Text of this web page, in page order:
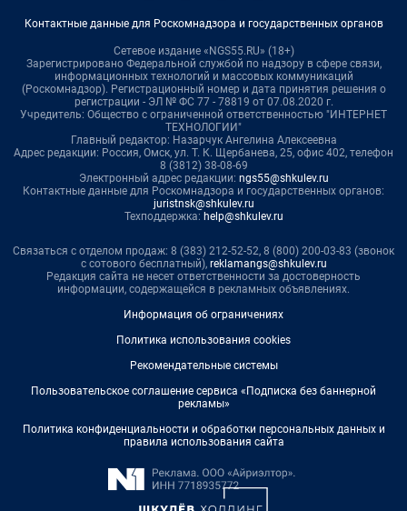
Контактные данные для Роскомнадзора и государственных органов
Сетевое издание «NGS55.RU» (18+)
Зарегистрировано Федеральной службой по надзору в сфере связи,
информационных технологий и массовых коммуникаций
(Роскомнадзор). Регистрационный номер и дата принятия решения о
регистрации - ЭЛ № ФС 77 - 78819 от 07.08.2020 г.
Учредитель: Общество с ограниченной ответственностью "ИНТЕРНЕТ
ТЕХНОЛОГИИ"
Главный редактор: Назарчук Ангелина Алексеевна
Адрес редакции: Россия, Омск, ул. Т. К. Щербанева, 25, офис 402, телефон
8 (3812) 38-08-69
Электронный адрес редакции: ngs55@shkulev.ru
Контактные данные для Роскомнадзора и государственных органов:
juristnsk@shkulev.ru
Техподдержка: help@shkulev.ru
Связаться с отделом продаж: 8 (383) 212-52-52, 8 (800) 200-03-83 (звонок
с сотового бесплатный), reklamangs@shkulev.ru
Редакция сайта не несет ответственности за достоверность
информации, содержащейся в рекламных объявлениях.
Информация об ограничениях
Политика использования cookies
Рекомендательные системы
Пользовательское соглашение сервиса «Подписка без баннерной
рекламы»
Политика конфиденциальности и обработки персональных данных и
правила использования сайта